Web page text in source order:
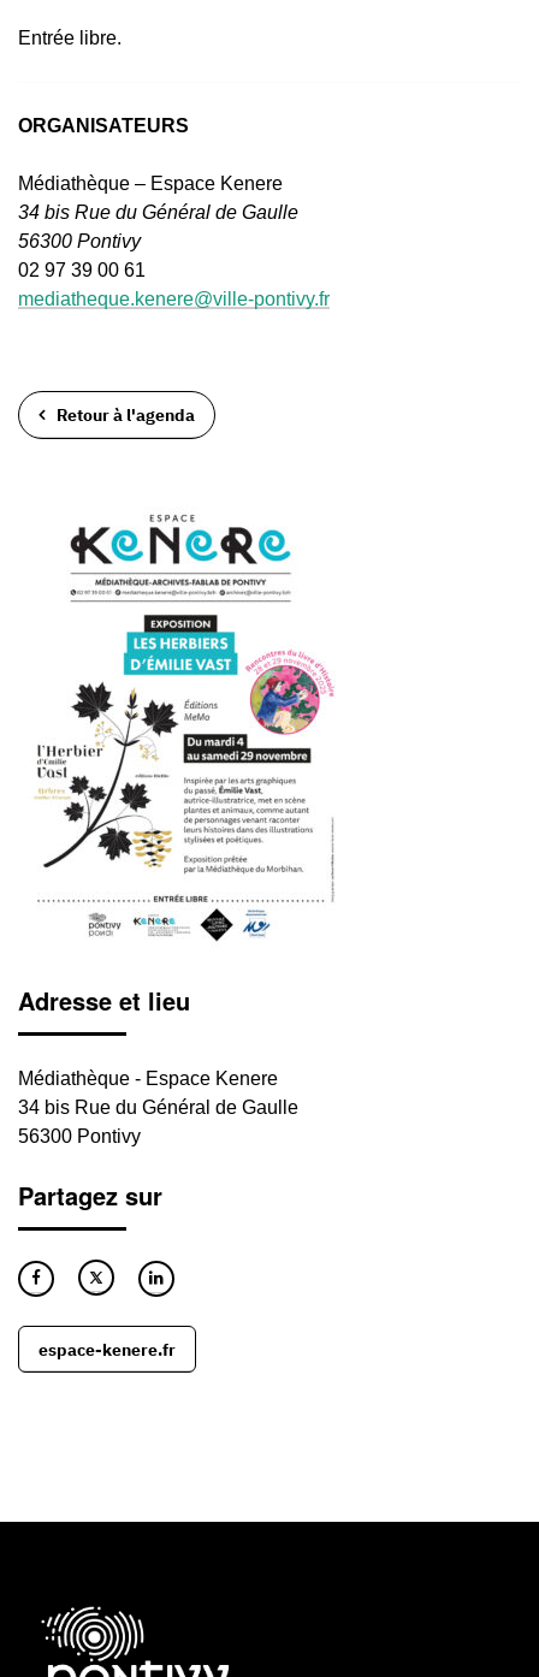
Entrée libre.
ORGANISATEURS
Médiathèque – Espace Kenere
34 bis Rue du Général de Gaulle
56300 Pontivy
02 97 39 00 61
mediatheque.kenere@ville-pontivy.fr
Retour à l'agenda
Adresse et lieu
Médiathèque - Espace Kenere
34 bis Rue du Général de Gaulle
56300 Pontivy
Partagez sur
espace-kenere.fr